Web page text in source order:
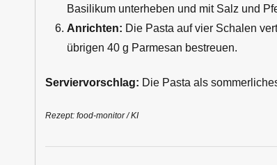
Basilikum unterheben und mit Salz und
Anrichten: Die Pasta auf vier Schalen
übrigen 40 g Parmesan bestreuen.
Serviervorschlag: Die Pasta als
Rezept: food-monitor / KI